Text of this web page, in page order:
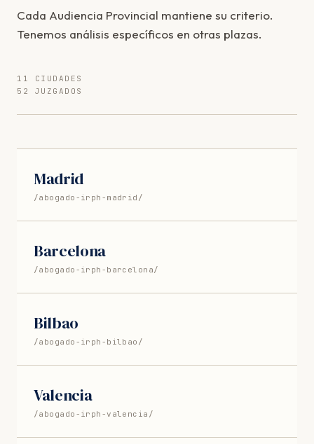
Cada Audiencia Provincial mantiene su criterio.
Tenemos análisis específicos en otras plazas.
11 CIUDADES
52 JUZGADOS
Madrid
/abogado-irph-madrid/
Barcelona
/abogado-irph-barcelona/
Bilbao
/abogado-irph-bilbao/
Valencia
/abogado-irph-valencia/